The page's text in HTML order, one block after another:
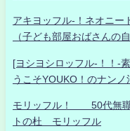
アキヨッフル-！ネオニー
（子ども部屋おばさんの
[ヨシヨシロッフル-！！-
うこそYOUKO！のナン
モリッフル！ 50代無職
トの杜 モリッフル